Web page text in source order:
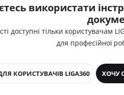
використати
доступні тільки користувачам
для професійної
КОРИСТУВАЧІВ LIGA360 ХОЧУ